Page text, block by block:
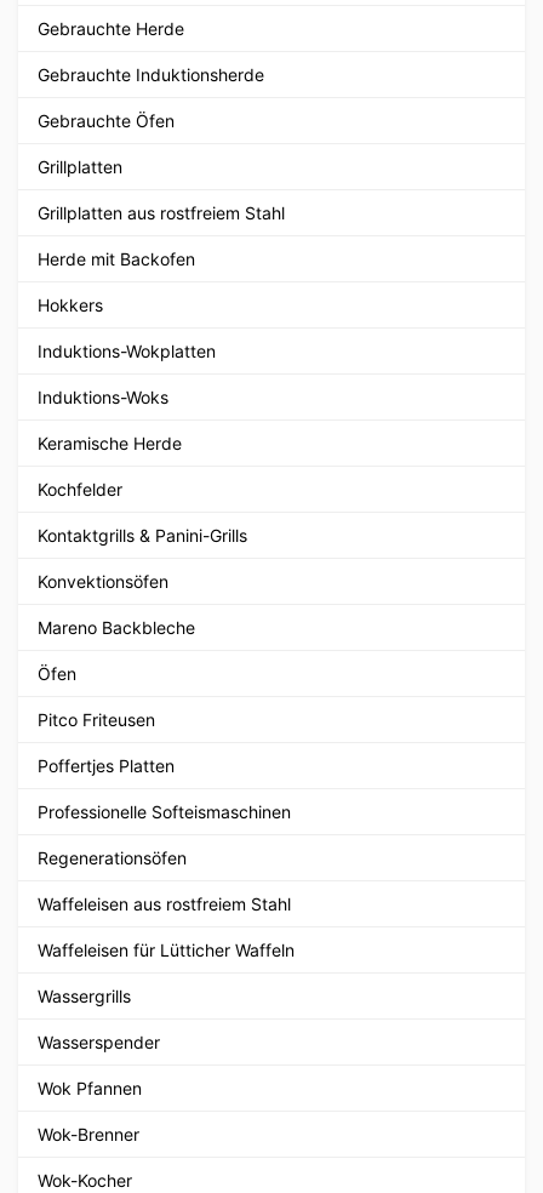
Gebrauchte Herde
Gebrauchte Induktionsherde
Gebrauchte Öfen
Grillplatten
Grillplatten aus rostfreiem Stahl
Herde mit Backofen
Hokkers
Induktions-Wokplatten
Induktions-Woks
Keramische Herde
Kochfelder
Kontaktgrills & Panini-Grills
Konvektionsöfen
Mareno Backbleche
Öfen
Pitco Friteusen
Poffertjes Platten
Professionelle Softeismaschinen
Regenerationsöfen
Waffeleisen aus rostfreiem Stahl
Waffeleisen für Lütticher Waffeln
Wassergrills
Wasserspender
Wok Pfannen
Wok-Brenner
Wok-Kocher